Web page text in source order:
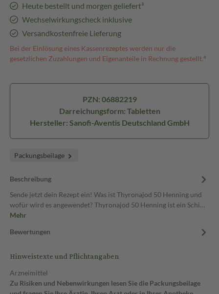
Heute bestellt und morgen geliefert³
Wechselwirkungscheck inklusive
Versandkostenfreie Lieferung
Bei der Einlösung eines Kassenrezeptes werden nur die
gesetzlichen Zuzahlungen und Eigenanteile in Rechnung gestellt.⁴
PZN: 06882219
Darreichungsform: Tabletten
Hersteller: Sanofi-Aventis Deutschland GmbH
Packungsbeilage
Beschreibung
Sende jetzt dein Rezept ein! Was ist Thyronajod 50 Henning und
wofür wird es angewendet? Thyronajod 50 Henning ist ein Schi…
Mehr
Bewertungen
Hinweistexte und Pflichtangaben
Arzneimittel
Zu Risiken und Nebenwirkungen lesen Sie die Packungsbeilage